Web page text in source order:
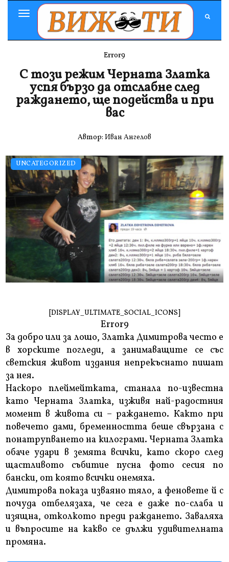
Toggle
Navigation
UNCATEGORIZED
Error9
С този режим Черната Златка
успя бързо да отслабне след
раждането, ще подейства и при
вас
Автор: Иван Ангелов
[DISPLAY_ULTIMATE_SOCIAL_ICONS]
Error9
За добро или за лошо, Златка Димитрова често е
в хорските погледи, а занимаващите се със
светския живот издания непрекъснато пишат
за нея.
Наскоро плеймейтката, станала по-известна
като Черната Златка, изживя най-радостния
момент в живота си – раждането. Както при
повечето дами, бременността беше свързана с
понатрупването на килограми. Черната Златка
обаче удари в земята всички, като скоро след
щастливото събитие пусна фото сесия по
бански, от която всички онемяха.
Димитрова показа изваяно тяло, а феновете й с
почуда отбелязаха, че сега е даже по-слаба и
изящна, отколкото преди раждането. Заваляха
и въпросите на какво се дължи удивителната
промяна.